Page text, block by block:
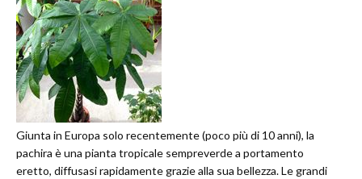
Giunta in Europa solo recentemente (poco più di 10 anni), la
pachira è una pianta tropicale sempreverde a portamento
eretto, diffusasi rapidamente grazie alla sua bellezza. Le grandi